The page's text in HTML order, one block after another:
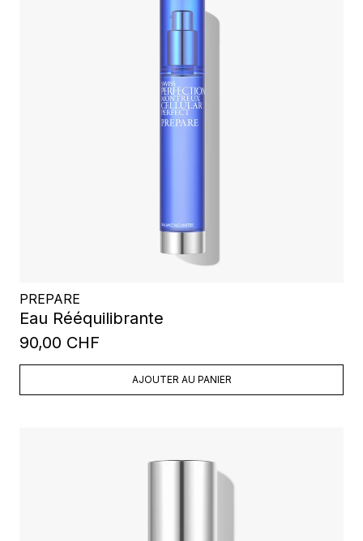
PREPARE
Eau Rééquilibrante
90,00 CHF
AJOUTER AU PANIER